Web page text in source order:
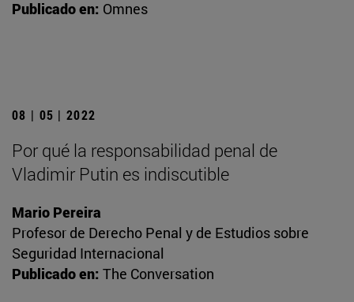
Publicado en: Omnes
08 | 05 | 2022
Por qué la responsabilidad penal de
Vladimir Putin es indiscutible
Mario Pereira
Profesor de Derecho Penal y de Estudios sobre
Seguridad Internacional
Publicado en: The Conversation